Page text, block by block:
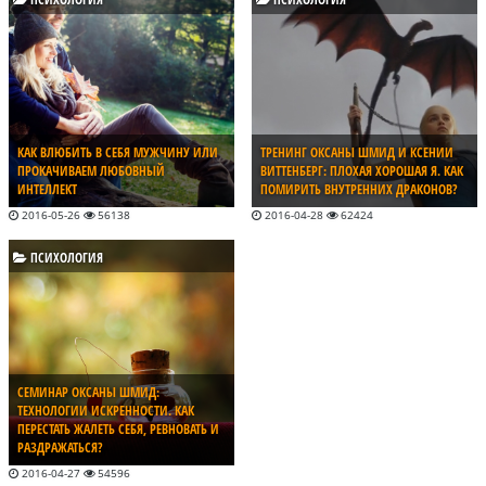
КАК ВЛЮБИТЬ В СЕБЯ МУЖЧИНУ ИЛИ
ПРОКАЧИВАЕМ ЛЮБОВНЫЙ
ИНТЕЛЛЕКТ
2016-05-26 56138
ТРЕНИНГ ОКСАНЫ ШМИД И КСЕНИИ
ВИТТЕНБЕРГ: ПЛОХАЯ ХОРОШАЯ Я. КАК
ПОМИРИТЬ ВНУТРЕННИХ ДРАКОНОВ?
2016-04-28 62424
ПСИХОЛОГИЯ
СЕМИНАР ОКСАНЫ ШМИД:
ТЕХНОЛОГИИ ИСКРЕННОСТИ. КАК
ПЕРЕСТАТЬ ЖАЛЕТЬ СЕБЯ, РЕВНОВАТЬ И
РАЗДРАЖАТЬСЯ?
2016-04-27 54596